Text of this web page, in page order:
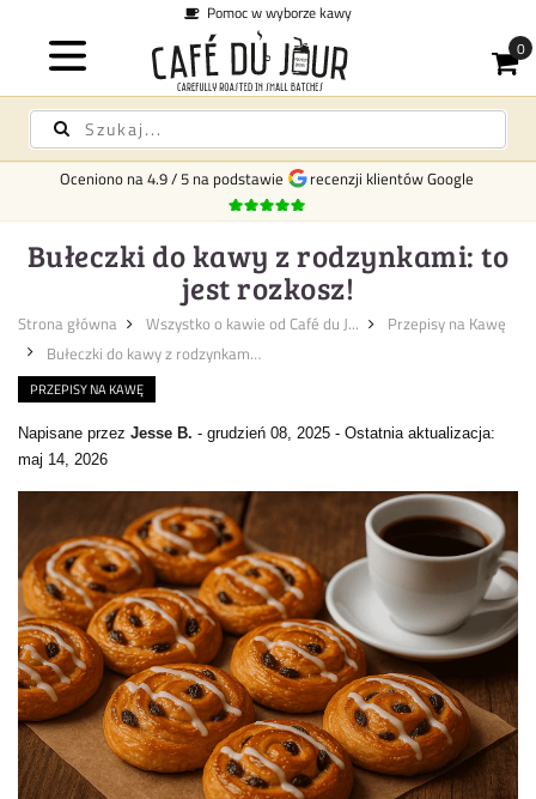
Oceniono na4.9/5 na podstawie recenzji klientów Google
Bułeczki do kawy z rodzynkami: to
jest rozkosz!
Strona główna Wszystko o kawie od Café du J...
Przepisy na Kawę
Bułeczki do kawy z rodzynkami...
PRZEPISY NA KAWĘ
Napisane przez Jesse B. - grudzień 08, 2025 - Ostatnia aktualizacja:
maj 14, 2026